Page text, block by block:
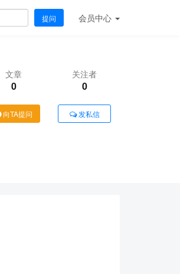
提问 会员中心
文章
0
关注者
0
向TA提问 发私信